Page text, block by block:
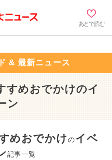
あとで読む
& 最新ニュース
すめおでかけのイ
ン
めおでかけのイベ
記事一覧